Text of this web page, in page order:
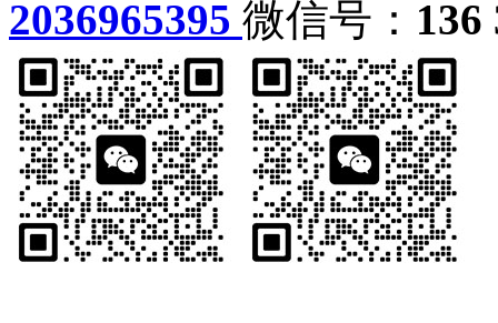
2036965395 微信号： 136